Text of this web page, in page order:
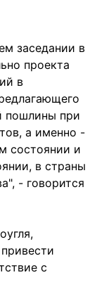
заседании в
проекта
в
пошлины при
а именно -
состоянии и
в страны
- говорится
с